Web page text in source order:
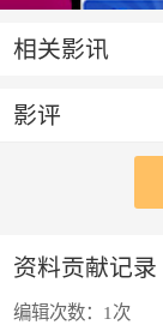
相关影讯
影评
资料贡献记录
编辑次数： 1次